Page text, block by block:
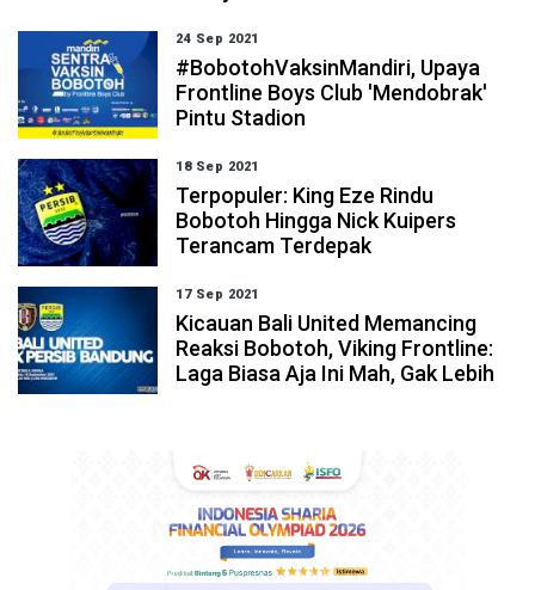
24 Sep 2021
#BobotohVaksinMandiri, Upaya
Frontline Boys Club 'Mendobrak'
Pintu Stadion
18 Sep 2021
Terpopuler: King Eze Rindu
Bobotoh Hingga Nick Kuipers
Terancam Terdepak
17 Sep 2021
Kicauan Bali United Memancing
Reaksi Bobotoh, Viking Frontline:
Laga Biasa Aja Ini Mah, Gak Lebih